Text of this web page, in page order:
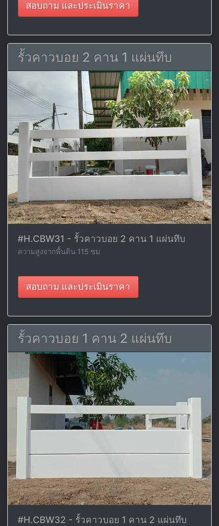
สอบถาม และประเมินราคา
รั้วคาวบอย 2 คาน 1 แผ่นทึบ
#H.CBW31 - รั้วคาวบอย 2 คาน 1 แผ่นทึบ
ความสูงจากพื้นดิน 115 ซม
สอบถาม และประเมินราคา
รั้วคาวบอย 1 คาน 2 แผ่นทึบ
#H.CBW32 - รั้วคาวบอย 1 คาน 2 แผ่นทึบ